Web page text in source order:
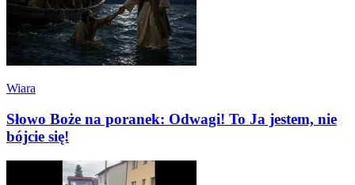
Wiara
Słowo Boże na poranek: Odwagi! To Ja jestem, nie
bójcie się!